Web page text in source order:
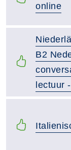
online
B2
lectuur